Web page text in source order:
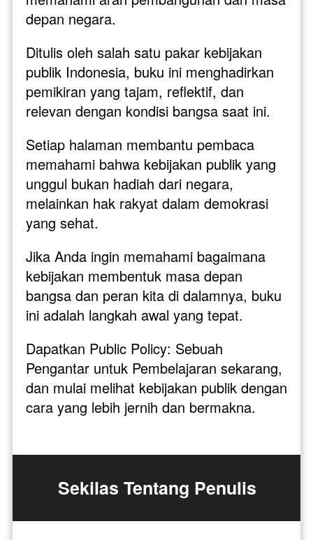
depan negara.
Ditulis oleh salah satu pakar kebijakan
publik Indonesia, buku ini menghadirkan
pemikiran yang tajam, reflektif, dan
relevan dengan kondisi bangsa saat ini.
Setiap halaman membantu pembaca
memahami bahwa kebijakan publik yang
unggul bukan hadiah dari negara,
melainkan hak rakyat dalam demokrasi
yang sehat.
Jika Anda ingin memahami bagaimana
kebijakan membentuk masa depan
bangsa dan peran kita di dalamnya, buku
ini adalah langkah awal yang tepat.
Dapatkan Public Policy: Sebuah
Pengantar untuk Pembelajaran sekarang,
dan mulai melihat kebijakan publik dengan
cara yang lebih jernih dan bermakna.
Sekilas Tentang Penulis